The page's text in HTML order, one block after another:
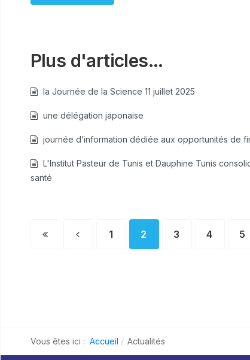
Plus d'articles...
la Journée de la Science 11 juillet 2025
une délégation japonaise
journée d’information dédiée aux opportunités de
L'Institut Pasteur de Tunis et Dauphine Tunis
santé
1 2 3 4 5
Vous êtes ici : Accueil Actualités